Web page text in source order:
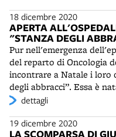
dall'emergenza sanitaria
alla concomitanza di
rapido scioglimento della
fiume Secchia registra
eccezionali, superiore di
La tenuta delle casse di
conseguenze molto
grazie al tempestivo
tecnici dell'Agenzia
Regione decide di
18 dicembre 2020
APERTA
"STANZA DEGLI
Pur nell'emergenza
del reparto di Oncologia
incontrare a Natale i loro
degli abbracci”. Essa è
sanitario e realizzata a
bisogno non solo delle
dettagli
19 dicembre 2020
LA SCOMPARSA DI